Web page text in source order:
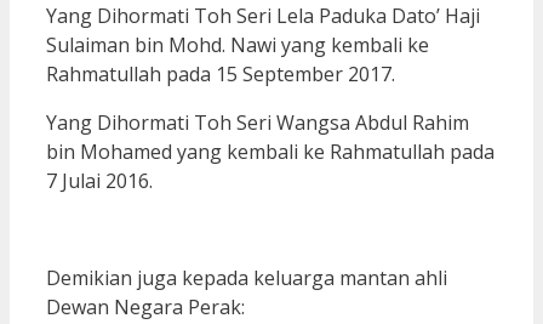
Yang Dihormati Toh Seri Lela Paduka Dato’ Haji
Sulaiman bin Mohd. Nawi yang kembali ke
Rahmatullah pada 15 September 2017.
Yang Dihormati Toh Seri Wangsa Abdul Rahim
bin Mohamed yang kembali ke Rahmatullah pada
7 Julai 2016.
Demikian juga kepada keluarga mantan ahli
Dewan Negara Perak: